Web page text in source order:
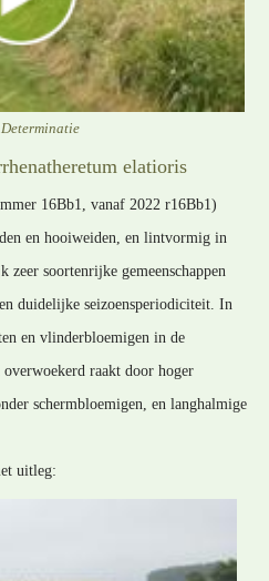
elatioris
16Bb1, vanaf 2022 r16Bb1)
en hooiweiden, en lintvormig in
soortenrijke gemeenschappen
duidelijke seizoensperiodiciteit. In
en vlinderbloemigen in de
raakt door hoger
schermbloemigen, en langhalmige
uitleg: